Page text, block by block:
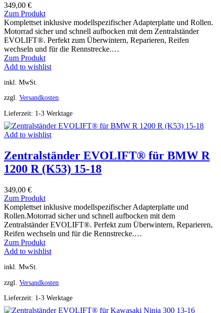
349,00 €
Zum Produkt
Komplettset inklusive modellspezifischer Adapterplatte und Rollen.
Motorrad sicher und schnell aufbocken mit dem Zentralständer
EVOLIFT®. Perfekt zum Überwintern, Reparieren, Reifen
wechseln und für die Rennstrecke.…
Zum Produkt
Add to wishlist
inkl. MwSt.
zzgl. Versandkosten
Lieferzeit: 1-3 Werktage
Add to wishlist
Zentralständer EVOLIFT® für BMW R
1200 R (K53) 15-18
349,00 €
Zum Produkt
Komplettset inklusive modellspezifischer Adapterplatte und
Rollen.Motorrad sicher und schnell aufbocken mit dem
Zentralständer EVOLIFT®. Perfekt zum Überwintern, Reparieren,
Reifen wechseln und für die Rennstrecke.…
Zum Produkt
Add to wishlist
inkl. MwSt.
zzgl. Versandkosten
Lieferzeit: 1-3 Werktage